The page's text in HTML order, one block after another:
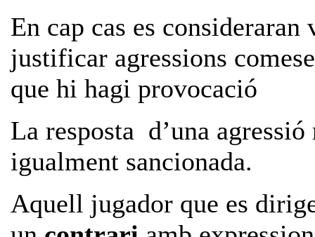
En cap cas es
justificar agressions
que hi hagi provocació
La resposta d’una
igualment sancionada.
Aquell jugador que es